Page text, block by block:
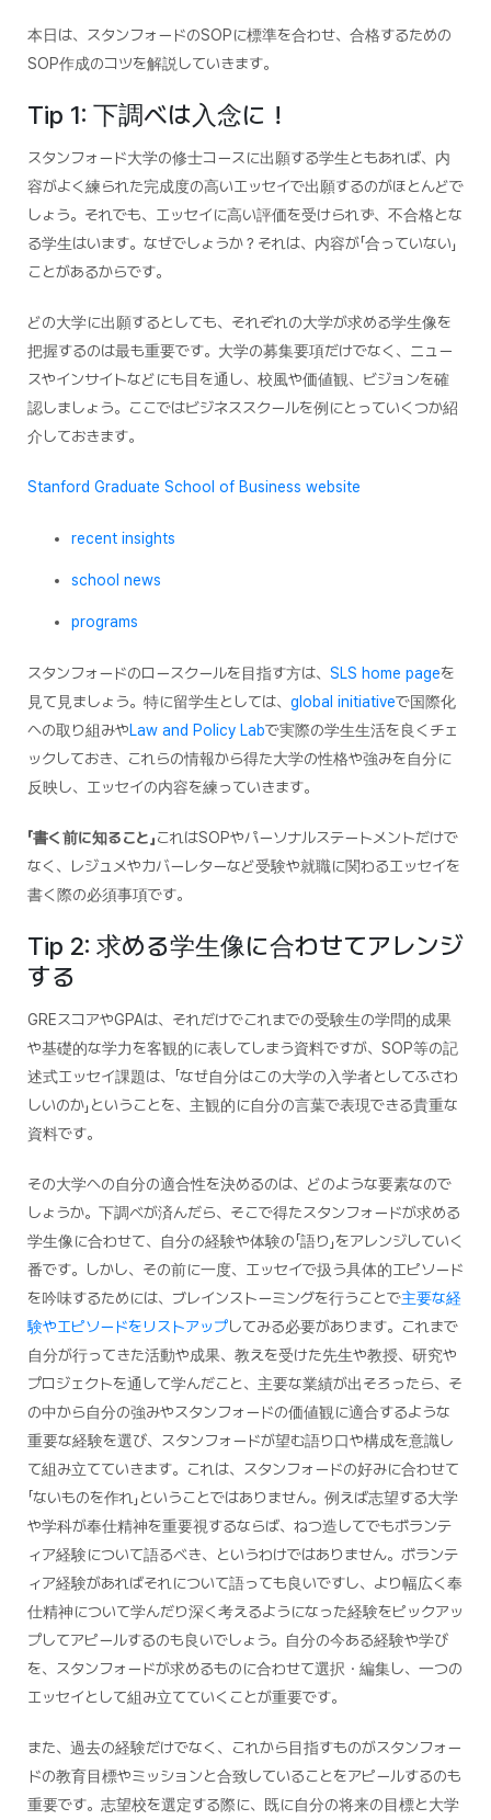
本日は、スタンフォードのSOPに標準を合わせ、合格するための
SOP作成のコツを解説していきます。
Tip 1: 下調べは入念に！
スタンフォード大学の修士コースに出願する学生ともあれば、内
容がよく練られた完成度の高いエッセイで出願するのがほとんどで
しょう。それでも、エッセイに高い評価を受けられず、不合格とな
る学生はいます。なぜでしょうか？それは、内容が「合っていない」
ことがあるからです。
どの大学に出願するとしても、それぞれの大学が求める学生像を
把握するのは最も重要です。大学の募集要項だけでなく、ニュー
スやインサイトなどにも目を通し、校風や価値観、ビジョンを確
認しましょう。ここではビジネススクールを例にとっていくつか紹
介しておきます。
Stanford Graduate School of Business website
recent insights
school news
programs
スタンフォードのロースクールを目指す方は、 SLS home pageを
見て見ましょう。特に留学生としては、 global initiativeで国際化
への取り組みやLaw and Policy Labで実際の学生生活を良くチェ
ックしておき、これらの情報から得た大学の性格や強みを自分に
反映し、エッセイの内容を練っていきます。
「書く前に知ること」これはSOPやパーソナルステートメントだけで
なく、レジュメやカバーレターなど受験や就職に関わるエッセイを
書く際の必須事項です。
Tip 2: 求める学生像に合わせてアレンジ
する
GREスコアやGPAは、それだけでこれまでの受験生の学問的成果
や基礎的な学力を客観的に表してしまう資料ですが、SOP等の記
述式エッセイ課題は、「なぜ自分はこの大学の入学者としてふさわ
しいのか」ということを、主観的に自分の言葉で表現できる貴重な
資料です。
その大学への自分の適合性を決めるのは、どのような要素なので
しょうか。下調べが済んだら、そこで得たスタンフォードが求める
学生像に合わせて、自分の経験や体験の「語り」をアレンジしていく
番です。しかし、その前に一度、エッセイで扱う具体的エピソード
を吟味するためには、ブレインストーミングを行うことで主要な経
験やエピソードをリストアップしてみる必要があります。これまで
自分が行ってきた活動や成果、教えを受けた先生や教授、研究や
プロジェクトを通して学んだこと、主要な業績が出そろったら、そ
の中から自分の強みやスタンフォードの価値観に適合するような
重要な経験を選び、スタンフォードが望む語り口や構成を意識し
て組み立てていきます。これは、スタンフォードの好みに合わせて
「ないものを作れ」ということではありません。例えば志望する大学
や学科が奉仕精神を重要視するならば、ねつ造してでもボランテ
ィア経験について語るべき、というわけではありません。ボランテ
ィア経験があればそれについて語っても良いですし、より幅広く奉
仕精神について学んだり深く考えるようになった経験をピックアッ
プしてアピールするのも良いでしょう。自分の今ある経験や学び
を、スタンフォードが求めるものに合わせて選択・編集し、一つの
エッセイとして組み立てていくことが重要です。
また、過去の経験だけでなく、これから目指すものがスタンフォー
ドの教育目標やミッションと合致していることをアピールするのも
重要です。志望校を選定する際に、既に自分の将来の目標と大学